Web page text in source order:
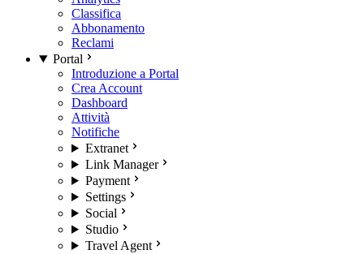
Classifica
Abbonamento
Reclami
Portal
Introduzione a Portal
Crea Account
Dashboard
Attività
Notifiche
Extranet
Link Manager
Payment
Settings
Social
Studio
Travel Agent